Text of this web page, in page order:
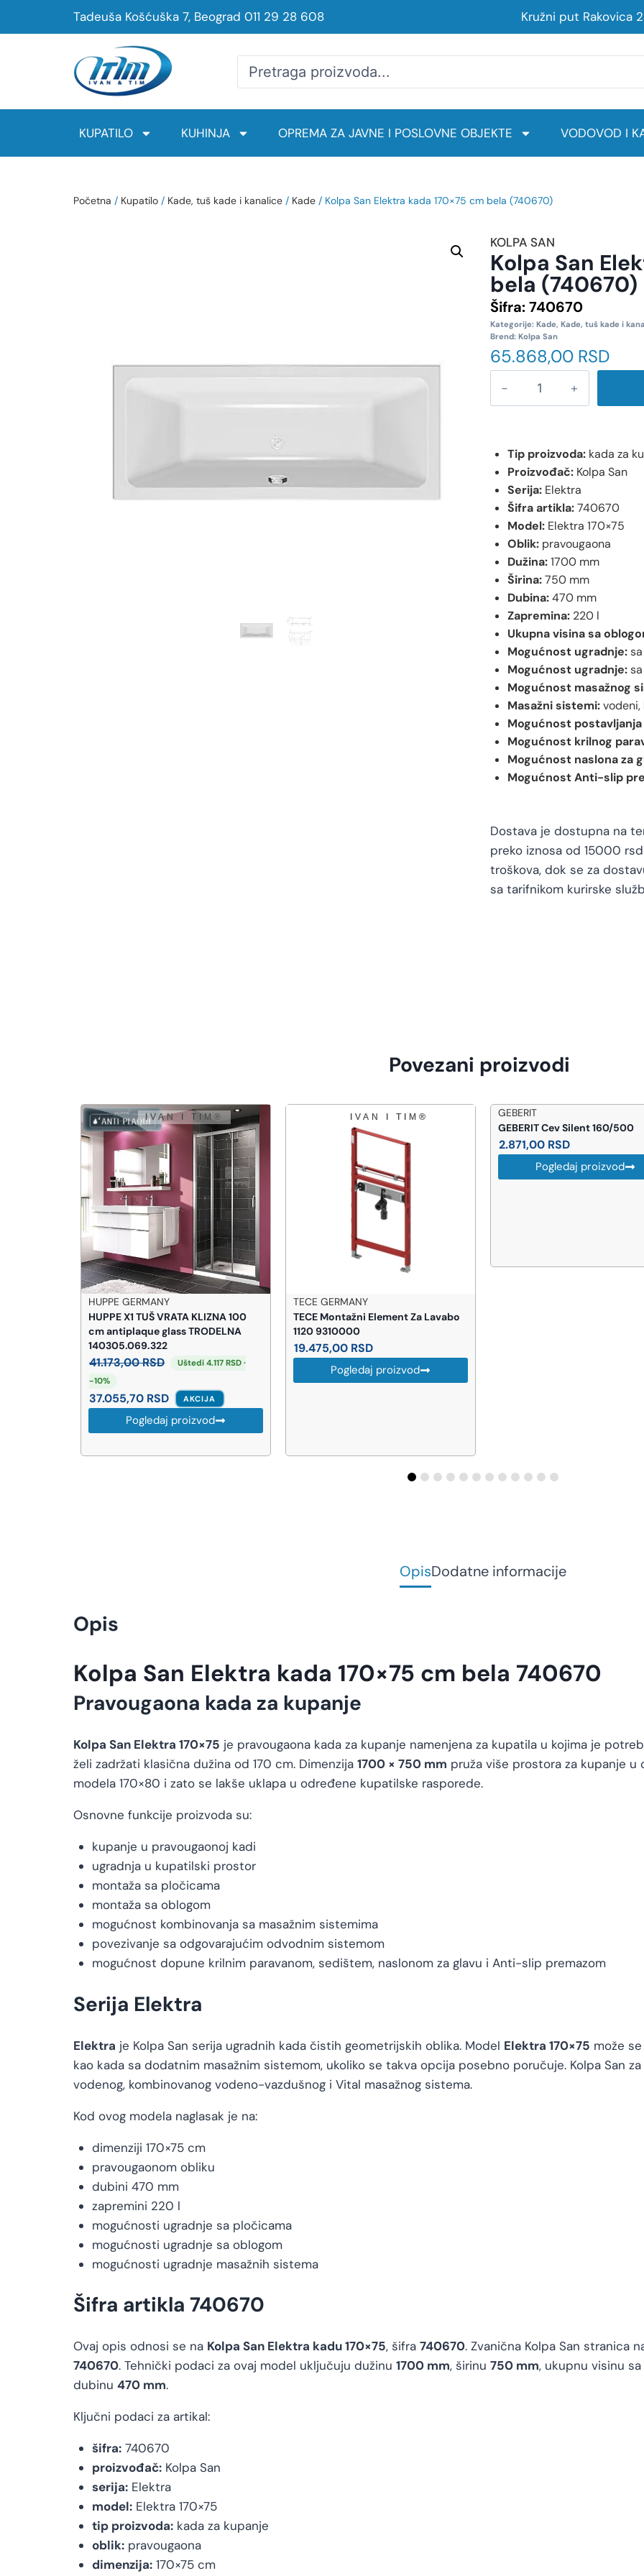
Tadeuša Košćuška 7, Beograd 011 29 28 608 Kružni put Rakovica
KUPATILO KUHINJA OPREMA ZA JAVNE I POSLOVNE OBJEKTE VODOVOD I
Početna / Kupatilo / Kade, tuš kade i kanalice / Kade / Kolpa San Elektra kada 170×75 cm bela (740670)
KOLPA SAN
Kolpa San
bela (740670)
Šifra:740670
Kategorije: Kade, Kade, tuš kade i
Brend: Kolpa San
65.868,00 RSD
Tip proizvoda: kada za
Proizvođač: Kolpa San
Serija: Elektra
Šifra artikla:740670
Model: Elektra 170×75
Oblik: pravougaona
Dužina:1700 mm
Širina:750 mm
Dubina:470 mm
Zapremina: 220 l
Ukupna visina sa
Mogućnost ugradnje:
Mogućnost ugradnje:
Mogućnost masažnog
Masažni sistemi:vodeni,
Mogućnost
Mogućnost krilnog
Mogućnost naslona za
Mogućnost Anti-slip
Dostava je dostupna na
preko iznosa od 15000
troškova, dok se za
sa tarifnikom kurirske
Povezani proizvodi
TECE GERMANY
TECE Montažni Element Za Lavabo
1120 9310000
19.475,00RSD
Pogledaj proizvod
GEBERIT Cev Silent 160/500
2.871,00RSD
Pogledaj proizvod
OpisDodatne informacije
Opis
Kolpa San Elektra kada 170×75 cm bela 740670
Pravougaona kada za kupanje
Kolpa San Elektra 170×75 je pravougaona kada za kupanje namenjena za kupatila u kojima je
želi zadržati klasična dužina od 170 cm. Dimenzija 1700 × 750 mm pruža više prostora za kupanje u
modela 170×80 i zato se lakše uklapa u određene kupatilske rasporede.
Osnovne funkcije proizvoda su:
kupanje u pravougaonoj kadi
ugradnja u kupatilski prostor
montaža sa pločicama
montaža sa oblogom
mogućnost kombinovanja sa masažnim sistemima
povezivanje sa odgovarajućim odvodnim sistemom
mogućnost dopune krilnim paravanom, sedištem, naslonom za glavu i Anti-slip premazom
Serija Elektra
Elektra je Kolpa San serija ugradnih kada čistih geometrijskih oblika. Model Elektra 170×75 može
kao kada sa dodatnim masažnim sistemom, ukoliko se takva opcija posebno poručuje. Kolpa San
vodenog, kombinovanog vodeno-vazdušnog i Vital masažnog sistema.
Kod ovog modela naglasak je na:
dimenziji 170×75 cm
pravougaonom obliku
dubini 470 mm
zapremini 220 l
mogućnosti ugradnje sa pločicama
mogućnosti ugradnje sa oblogom
mogućnosti ugradnje masažnih sistema
Šifra artikla 740670
Ovaj opis odnosi se na Kolpa San Elektra kadu 170×75, šifra 740670. Zvanična Kolpa San stranica
740670. Tehnički podaci za ovaj model uključuju dužinu 1700 mm, širinu 750 mm, ukupnu visinu
dubinu 470 mm.
Ključni podaci za artikal:
šifra:740670
proizvođač:Kolpa San
serija:Elektra
model:Elektra 170×75
tip proizvoda:kada za kupanje
oblik:pravougaona
dimenzija:170×75 cm